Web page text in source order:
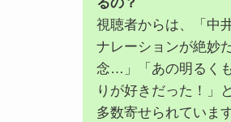
視聴者からは、「中
ナレーションが絶妙
念…」「あの明るく
りが好きだった！」
多数寄せられています